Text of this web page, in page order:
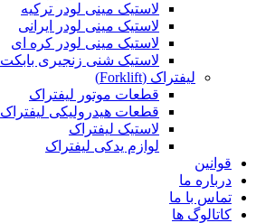
لاستیک مینی لودر ترکیه
لاستیک مینی لودر ایرانی
لاستیک مینی لودر کره ای
لاستیک شنی زنجیری بابکت
لیفتراک (Forklift)
قطعات موتور لیفتراک
قطعات هیدرولیکی لیفتراک
لاستیک لیفتراک
لوازم یدکی لیفتراک
قوانین
درباره ما
تماس با ما
کاتالوگ ها